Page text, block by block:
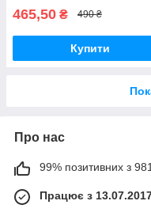
465,50 ₴ 490 ₴
Купити
Про нас
99% позитивних з 981
Працює з